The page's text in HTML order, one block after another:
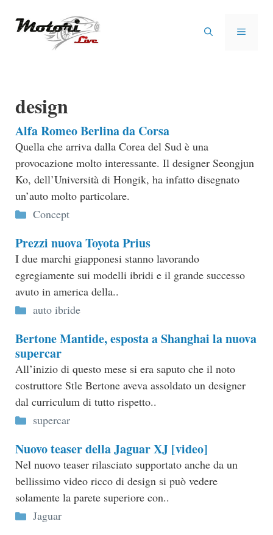
MENU
design
Alfa Romeo Berlina da Corsa
Quella che arriva dalla Corea del Sud è una
provocazione molto interessante. Il designer Seongjun
Ko, dell’Università di Hongik, ha infatto disegnato
un’auto molto particolare.
Categorie
Concept
Prezzi nuova Toyota Prius
I due marchi giapponesi stanno lavorando
egregiamente sui modelli ibridi e il grande successo
avuto in america della..
Categorie
auto ibride
Bertone Mantide, esposta a Shanghai la nuova
supercar
All’inizio di questo mese si era saputo che il noto
costruttore Stle Bertone aveva assoldato un designer
dal curriculum di tutto rispetto..
Categorie
supercar
Nuovo teaser della Jaguar XJ [video]
Nel nuovo teaser rilasciato supportato anche da un
bellissimo video ricco di design si può vedere
solamente la parete superiore con..
Categorie
Jaguar